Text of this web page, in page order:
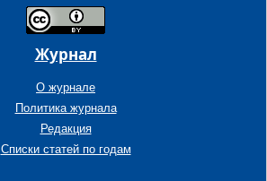
Журнал
О журнале
Политика журнала
Редакция
Списки статей по годам